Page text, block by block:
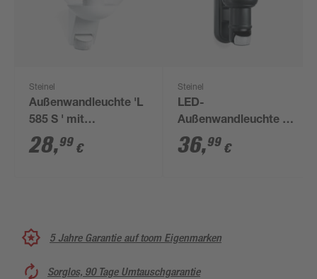
Steinel
Außenwandleuchte 'L
585 S ' mit
Bewegungssensor 60
W IP 44 21,5 x 31,2
28,99 €
Steinel
LED-
Außenwandleuchte 'L
560 S ' mit
Bewegungssensor 60
36,99 €
5 Jahre Garantie auf toom Eigenmarken
Sorglos, 90 Tage Umtauschgarantie